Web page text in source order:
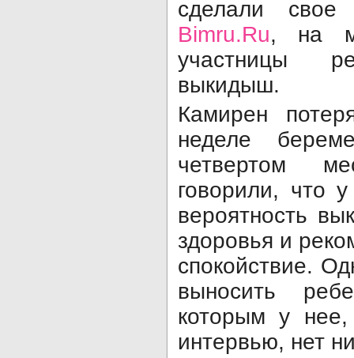
сделали
Bimru.Ru, на
участницы
выкидыш.
Камирен
неделе
четвертом
говорили, что
вероятность
здоровья и
спокойствие.
выносить
которым у
интервью, нет